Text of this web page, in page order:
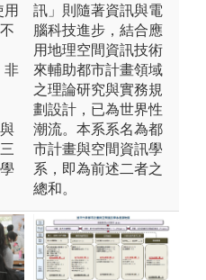
非
訊」則隨著資訊與電
腦科技進步，結合應
用地理空間資訊技術
來輔助都市計畫領域
之理論研究與實務規
劃設計，已為世界性
潮流。本系系名為都
市計畫與空間資訊學
系，即為前述二者之
總和。